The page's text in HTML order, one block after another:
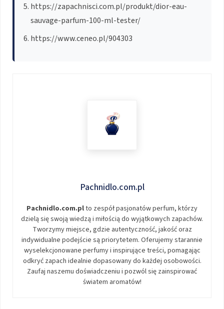
https://zapachnisci.com.pl/produkt/dior-eau-
sauvage-parfum-100-ml-tester/
https://www.ceneo.pl/904303
Pachnidlo.com.pl
Pachnidlo.com.plto zespół pasjonatów perfum, którzy
dzielą się swoją wiedzą i miłością do wyjątkowych zapachów.
Tworzymy miejsce, gdzie autentyczność, jakość oraz
indywidualne podejście są priorytetem. Oferujemy starannie
wyselekcjonowane perfumy i inspirujące treści, pomagając
odkryć zapach idealnie dopasowany do każdej osobowości.
Zaufaj naszemu doświadczeniu i pozwól się zainspirować
światem aromatów!